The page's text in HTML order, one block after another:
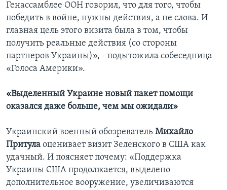
Генассамблее ООН говорил, что для того, чтобы
победить в войне, нужны действия, а не слова. И
главная цель этого визита была в том, чтобы
получить реальные действия (со стороны
партнеров Украины)», - подытожила собеседница
«Голоса Америки».
«Выделенный Украине новый пакет помощи
оказался даже больше, чем мы ожидали»
Украинский военный обозреватель Михайло
Притула оценивает визит Зеленского в США как
удачный. И поясняет почему: «Поддержка
Украины США продолжается, выделено
дополнительное вооружение, увеличиваются